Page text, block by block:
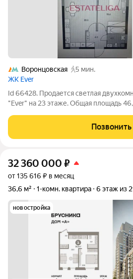
Воронцовская
5 мин.
ЖК Ever
Id 66428. Продается светлая
"Ever" на 23 этаже. Общая площадь 46,2 м. Высокий этаж
воплотить любой вариантПозвонить
32 360 000 ₽
от 135 616 ₽ в месяц
36,6 м²
1-комн. квартира 6 этаж из
новостройка